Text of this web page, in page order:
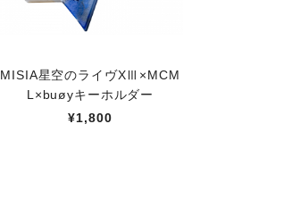
MISIA星空のライヴXⅢ×MCM
L×buøyキーホルダー
¥1,800